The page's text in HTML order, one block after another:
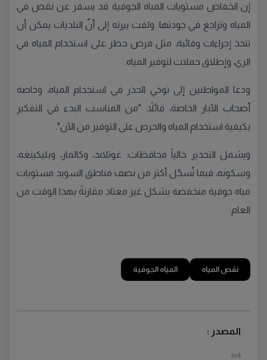
إن انخفاض مستويات المياه الجوفية قد يسفر عن نقص في
المياه وتراجع في جودتها. ولفت ييرنه إلى أنّ البلديات يمكن أن
تتخذ إجراءات وقائية، مثل فرض حظر على استخدام المياه في
الري، وإطلاق حملات لتوفير المياه.
ودعا المواطنين إلى توخي الحذر في استخدام المياه، وخاصة
أصحاب الآبار الخاصة، قائلاً: "من المناسب البدء في التفكير
بكيفية استخدام المياه والحرص على التوفير من الآن".
ويشمل التحذير حالياً محافظات: غوتلاند، وكالمار، وبليكينغه،
وسكونه، فيما تُسجّل أكثر من نصف مناطق السويد مستويات
مياه جوفية منخفضة بشكل غير معتاد مقارنةً بهذا الوقت من
العام.
نقص المياه المياه الجوفية
المصدر :
tv4